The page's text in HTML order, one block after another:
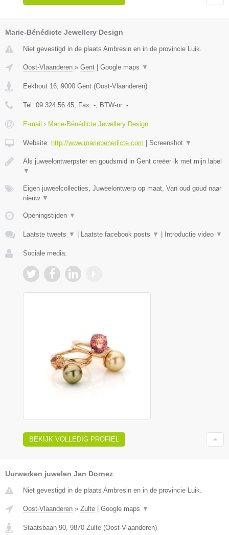
Marie-Bénédicte Jewellery Design
Niet gevestigd in de plaats Ambresin en in de provincie Luik.
Oost-Vlaanderen » Gent Google maps ▼
Eekhout 16, 9000 Gent (Oost-Vlaanderen)
Tel: 09 324 56 45, Fax: -, BTW-nr: -
E-mail › Marie-Bénédicte Jewellery Design
Website: http://www.mariebenedicte.com Screenshot ▼
Als juweelontwerpster en goudsmid in Gent creëer ik met mijn label
▼
Eigen juweelcollecties, Juweelontwerp op maat, Van oud goud naar
nieuw ▼
Openingstijden ▼
Laatste tweets ▼ Laatste facebook posts ▼ Introductie video ▼
Sociale media:
BEKIJK VOLLEDIG PROFIEL
Uurwerken juwelen Jan Dornez
Niet gevestigd in de plaats Ambresin en in de provincie Luik.
Oost-Vlaanderen » Zulte Google maps ▼
Staatsbaan 90, 9870 Zulte (Oost-Vlaanderen)